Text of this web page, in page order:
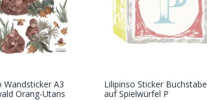
In den
Wandsticker A3
Orang-Utans
In den
Lilipinso Sticker Buchstabe
auf Spielwürfel P